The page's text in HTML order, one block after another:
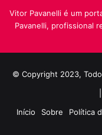
Vitor Pavanelli é um
Pavanelli, profissional
© Copyright 2023,
Início
Sobre Política